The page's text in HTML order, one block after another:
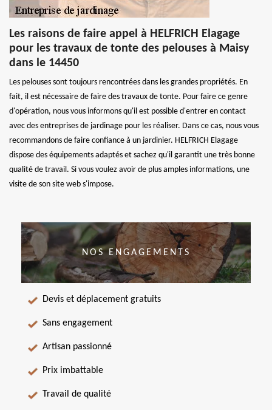
Les raisons de faire appel à HELFRICH Elagage
pour les travaux de tonte des pelouses à Maisy
dans le 14450
Les pelouses sont toujours rencontrées dans les grandes propriétés. En
fait, il est nécessaire de faire des travaux de tonte. Pour faire ce genre
d'opération, nous vous informons qu'il est possible d'entrer en contact
avec des entreprises de jardinage pour les réaliser. Dans ce cas, nous vous
recommandons de faire confiance à un jardinier. HELFRICH Elagage
dispose des équipements adaptés et sachez qu'il garantit une très bonne
qualité de travail. Si vous voulez avoir de plus amples informations, une
visite de son site web s'impose.
NOS ENGAGEMENTS
Devis et déplacement gratuits
Sans engagement
Artisan passionné
Prix imbattable
Travail de qualité